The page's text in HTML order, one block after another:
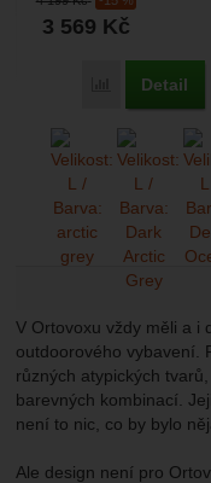
3 569 Kč
PřidatDetail
turistiku. Jsou...
V Ortovoxu vždy měli a i
outdoorového vybavení.
různých atypických
barevných kombinací.
není to nic, co by bylo
Ale design není pro